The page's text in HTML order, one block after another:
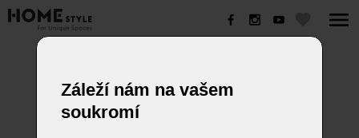
Záleží nám na vašem
soukromí